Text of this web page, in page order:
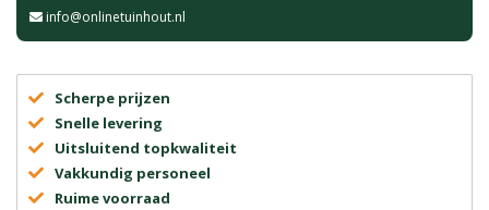
info@onlinetuinhout.nl
Scherpe prijzen
Snelle levering
Uitsluitend topkwaliteit
Vakkundig personeel
Ruime voorraad